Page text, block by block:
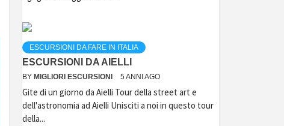
ESCURSIONI DA FARE IN ITALIA
ESCURSIONI DA AIELLI
BY MIGLIORI ESCURSIONI 5 ANNI AGO
Gite di un giorno da Aielli Tour della street art e
dell'astronomia ad Aielli Unisciti a noi in questo tour
della...